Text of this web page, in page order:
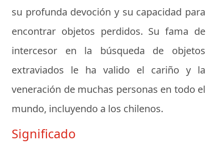
su profunda devoción y su capacidad para
encontrar objetos perdidos. Su fama de
intercesor en la búsqueda de objetos
extraviados le ha valido el cariño y la
veneración de muchas personas en todo el
mundo, incluyendo a los chilenos.
Significado